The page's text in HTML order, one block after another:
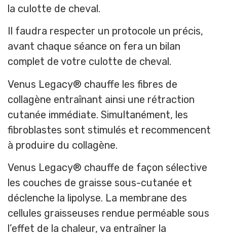
la culotte de cheval.
Il faudra respecter un protocole un précis,
avant chaque séance on fera un bilan
complet de votre culotte de cheval.
Venus Legacy® chauffe les fibres de
collagène entraînant ainsi une rétraction
cutanée immédiate. Simultanément, les
fibroblastes sont stimulés et recommencent
à produire du collagène.
Venus Legacy® chauffe de façon sélective
les couches de graisse sous-cutanée et
déclenche la lipolyse. La membrane des
cellules graisseuses rendue perméable sous
l’effet de la chaleur, va entraîner la